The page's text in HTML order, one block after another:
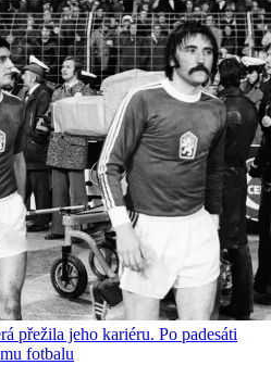
přežila jeho kariéru. Po padesáti
fotbalu